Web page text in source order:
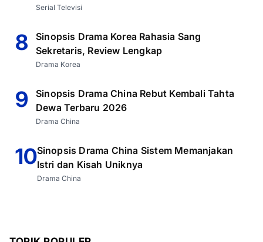
Serial Televisi
8
Sinopsis Drama Korea Rahasia Sang
Sekretaris, Review Lengkap
Drama Korea
9
Sinopsis Drama China Rebut Kembali Tahta
Dewa Terbaru 2026
Drama China
10Sinopsis Drama China Sistem Memanjakan
Istri dan Kisah Uniknya
Drama China